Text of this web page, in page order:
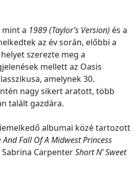
a 1989 (Taylor’s Version) és a
az év során, előbbi a
szerezte meg a
mellett az Oasis
amelynek 30.
nagy sikert aratott, több
talált gazdára.
albumai közé tartozott
And Fall Of A Midwest Princess
CarpenterShort N’ Sweet